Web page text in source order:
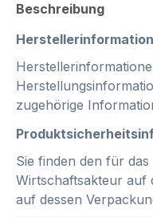
Beschreibung
zugehörige
Sie finden den für
Wirtschaftsakteur auf
auf dessen